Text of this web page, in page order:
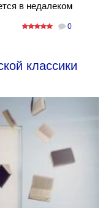
в недалеком
0
классики